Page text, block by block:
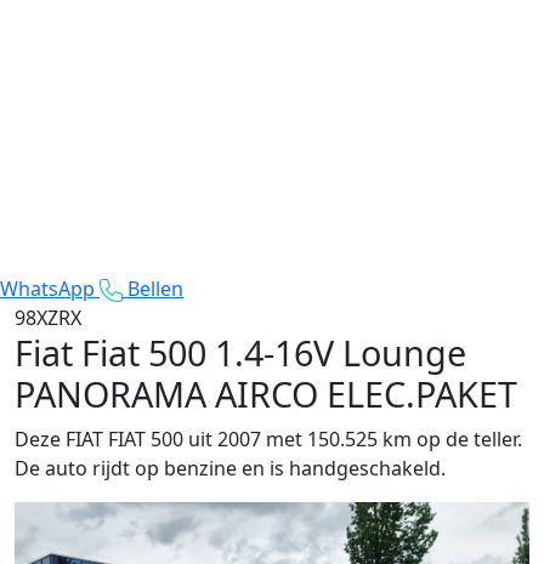
WhatsApp
Bellen
98XZRX
Fiat Fiat 500 1.4-16V Lounge
PANORAMA AIRCO ELEC.PAKET
Deze FIAT FIAT 500 uit 2007 met 150.525 km op de teller.
De auto rijdt op benzine en is handgeschakeld.